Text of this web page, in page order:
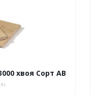
хвоя Сорт АВ
0 )